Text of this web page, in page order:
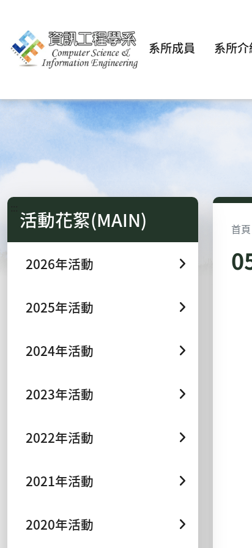
系所成員 系所介
活動花絮(MAIN)
2026年活動
2025年活動
2024年活動
2023年活動
2022年活動
2021年活動
2020年活動
首頁